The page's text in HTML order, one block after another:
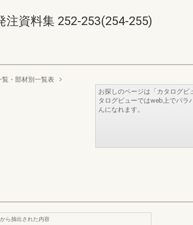
資料集 252-253(254-255)
・部材別一覧表
お探しのページは「カタログビ
タログビューではweb上でパラ
んになれます。
ら抽出された内容